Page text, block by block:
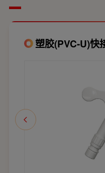
塑胶(PVC-U)快